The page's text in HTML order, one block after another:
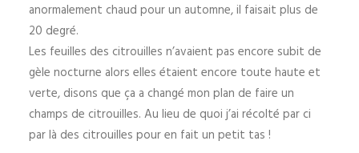
anormalement chaud pour un automne, il faisait plus de
20 degré.
Les feuilles des citrouilles n’avaient pas encore subit de
gèle nocturne alors elles étaient encore toute haute et
verte, disons que ça a changé mon plan de faire un
champs de citrouilles. Au lieu de quoi j’ai récolté par ci
par là des citrouilles pour en fait un petit tas !